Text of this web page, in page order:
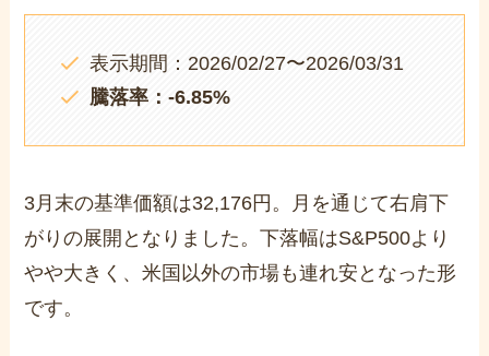
表示期間：2026/02/27〜2026/03/31
騰落率：-6.85%
3月末の基準価額は32,176円。月を通じて右肩下
がりの展開となりました。下落幅はS&P500より
やや大きく、米国以外の市場も連れ安となった形
です。